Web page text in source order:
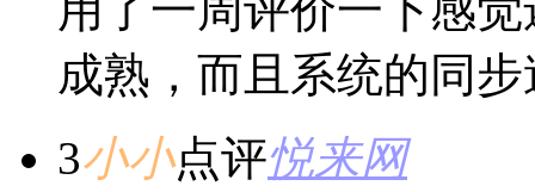
成熟，而且系统的同
3小小点评悦来网